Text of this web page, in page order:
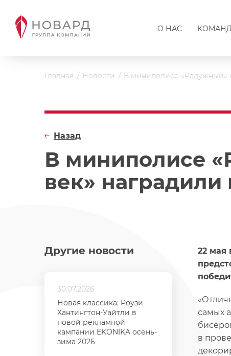
О НАС
Главная Новости В миниполисе «Радужный»
В миниполисе
век» наградили
Назад
Другие новости
30.07.2026
Новая классика: Роузи
Хантингтон-Уайтли в
новой рекламной
кампании EKONIKA осень-
зима 2026
22 мая
самых
в